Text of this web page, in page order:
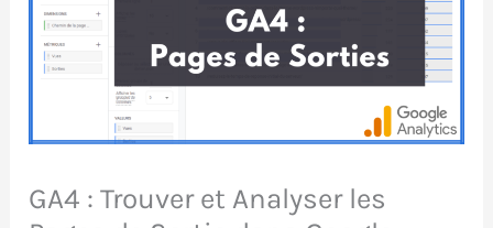
GA4 : Trouver et Analyser les